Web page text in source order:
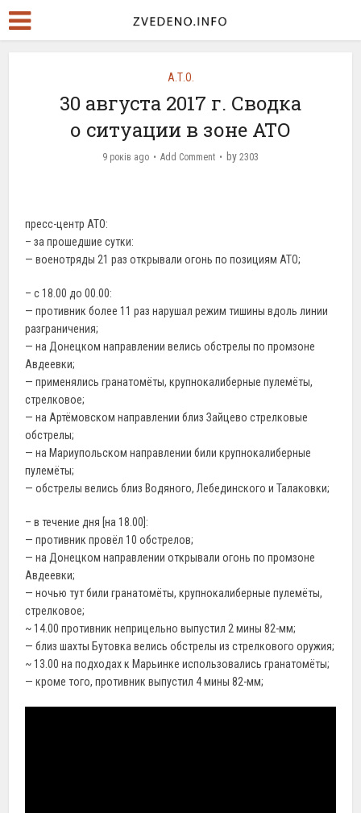
А.Т.О.
30 августа 2017 г. Сводка
о ситуации в зоне АТО
9 років ago Add Comment by 2303
пресс-центр АТО:
– за прошедшие сутки:
— военотряды 21 раз открывали огонь по позициям АТО;
– c 18.00 до 00.00:
— противник более 11 раз нарушал режим тишины вдоль линии
разграничения;
— на Донецком направлении велись обстрелы по промзоне
Авдеевки;
— применялись гранатомёты, крупнокалиберные пулемёты,
стрелковое;
— на Артёмовском направлении близ Зайцево стрелковые
обстрелы;
— на Мариупольском направлении били крупнокалиберные
пулемёты;
— обстрелы велись близ Водяного, Лебединского и Талаковки;
– в течение дня [на 18.00]:
— противник провёл 10 обстрелов;
— на Донецком направлении открывали огонь по промзоне
Авдеевки;
— ночью тут били гранатомёты, крупнокалиберные пулемёты,
стрелковое;
~ 14.00 противник неприцельно выпустил 2 мины 82-мм;
— близ шахты Бутовка велись обстрелы из стрелкового оружия;
~ 13.00 на подходах к Марьинке использовались гранатомёты;
— кроме того, противник выпустил 4 мины 82-мм;